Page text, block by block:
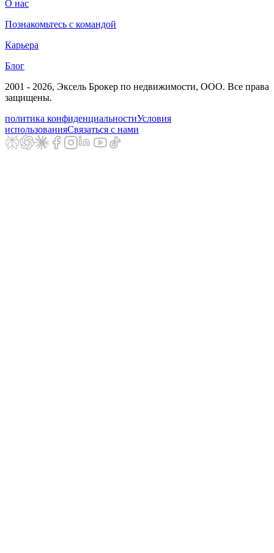
О нас
Познакомьтесь с командой
Карьера
Блог
2001 - 2026, Эксель Брокер по недвижимости, ООО. Все права
защищены.
политика конфиденциальностиУсловия
использованияСвязаться с нами